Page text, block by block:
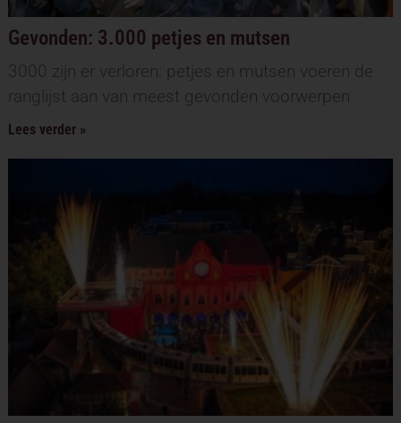
Gevonden: 3.000 petjes en mutsen
3000 zijn er verloren: petjes en mutsen voeren de
ranglijst aan van meest gevonden voorwerpen
Lees verder »